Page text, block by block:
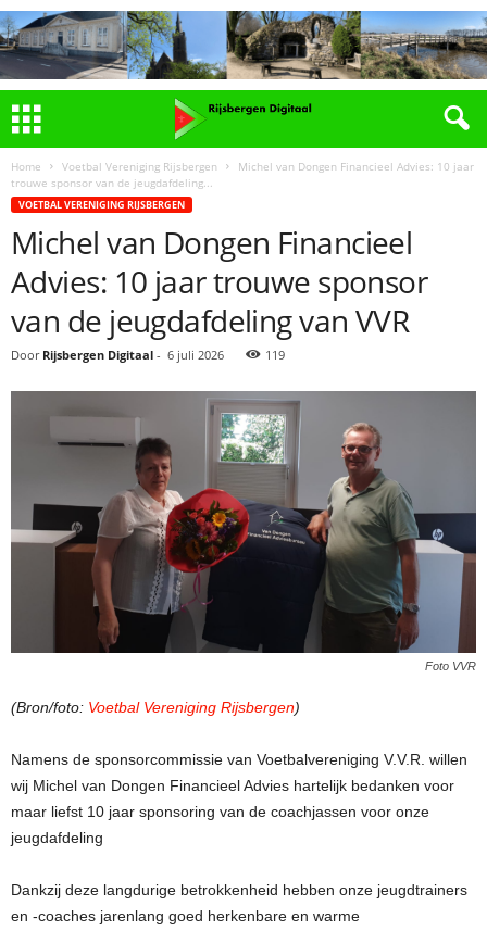
Home Voetbal Vereniging Rijsbergen
Michel van Dongen Financieel Advies: 10 jaar
trouwe sponsor van de jeugdafdeling...
VOETBAL VERENIGING RIJSBERGEN
Michel van Dongen Financieel
Advies: 10 jaar trouwe sponsor
van de jeugdafdeling van VVR
Door Rijsbergen Digitaal - 6 juli 2026 119
Foto VVR
(Bron/foto: Voetbal Vereniging Rijsbergen)
Namens de sponsorcommissie van Voetbalvereniging V.V.R. willen
wij Michel van Dongen Financieel Advies hartelijk bedanken voor
maar liefst 10 jaar sponsoring van de coachjassen voor onze
jeugdafdeling
Dankzij deze langdurige betrokkenheid hebben onze jeugdtrainers
en -coaches jarenlang goed herkenbare en warme